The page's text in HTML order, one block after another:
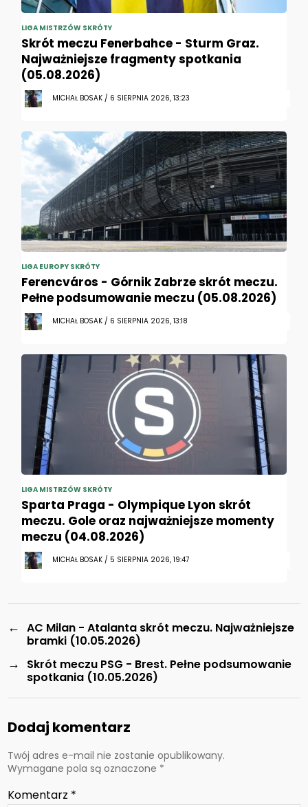
LIGA MISTRZÓW SKRÓTY
Skrót meczu Fenerbahce - Sturm Graz.
Najważniejsze fragmenty spotkania
(05.08.2026)
MICHAŁ BOSAK / 6 SIERPNIA 2026, 13:23
LIGA EUROPY SKRÓTY
Ferencváros - Górnik Zabrze skrót meczu.
Pełne podsumowanie meczu (05.08.2026)
MICHAŁ BOSAK / 6 SIERPNIA 2026, 13:18
LIGA MISTRZÓW SKRÓTY
Sparta Praga - Olympique Lyon skrót
meczu. Gole oraz najważniejsze momenty
meczu (04.08.2026)
MICHAŁ BOSAK / 5 SIERPNIA 2026, 19:47
← AC Milan - Atalanta skrót meczu. Najważniejsze
bramki (10.05.2026)
→
Skrót meczu PSG - Brest. Pełne podsumowanie
spotkania (10.05.2026)
Dodaj komentarz
Twój adres e-mail nie zostanie opublikowany.
Wymagane pola są oznaczone *
Komentarz *